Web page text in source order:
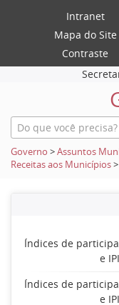
Intranet
Mapa do Site
Contraste
Governo >Assuntos
Receitas aos Municípios>
Índices de
e
Índices de
e